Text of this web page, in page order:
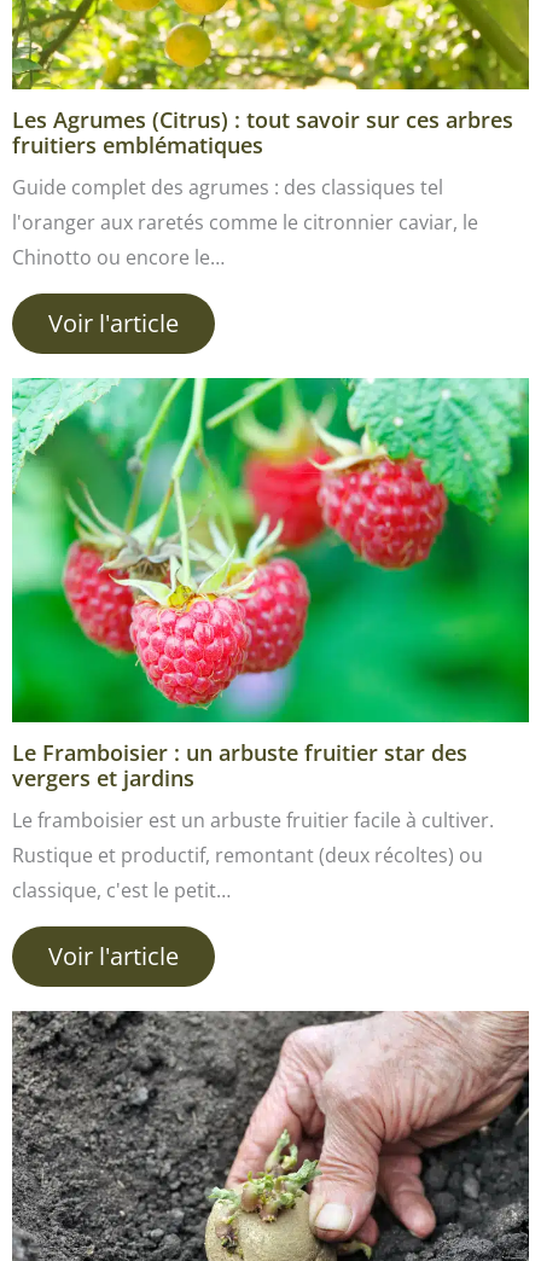
Les Agrumes (Citrus) : tout savoir sur ces arbres
fruitiers emblématiques
Guide complet des agrumes : des classiques tel
l'oranger aux raretés comme le citronnier caviar, le
Chinotto ou encore le…
Voir l'article
Le Framboisier : un arbuste fruitier star des
vergers et jardins
Le framboisier est un arbuste fruitier facile à cultiver.
Rustique et productif, remontant (deux récoltes) ou
classique, c'est le petit…
Voir l'article